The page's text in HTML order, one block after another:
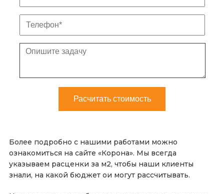
Более подробно с нашими работами можно
ознакомиться на сайте «Корона». Мы всегда
указываем расценки за м2, чтобы наши клиенты
знали, на какой бюджет ои могут рассчитывать.